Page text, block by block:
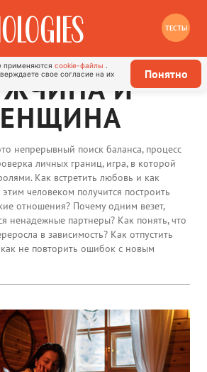
ТЕСТЫ
применяются cookie-файлы
свое согласие на их
Понятно
И
непрерывный поиск баланса, процесс
личных границ, игра, в которой
Как встретить любовь и как
человеком получится построить
отношения? Почему одним везет,
ненадежные партнеры? Как понять, что
в зависимость? Как отпустить
не повторить ошибок с новым